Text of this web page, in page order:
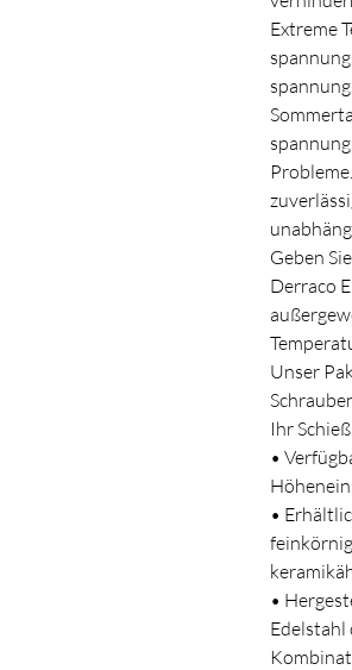
Extreme
Geben
Derraco
Unser
Ihr
•
•
•
Edelstahl